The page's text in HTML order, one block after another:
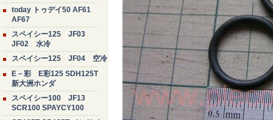
today トゥデイ50 AF61
AF67
スペイシー125 JF03
JF02 水冷
スペイシー125 JF04 空冷
E－彩 E彩125 SDH125T
新大洲ホンダ
スペイシー100 JF13
SCR100 SPAYCY100